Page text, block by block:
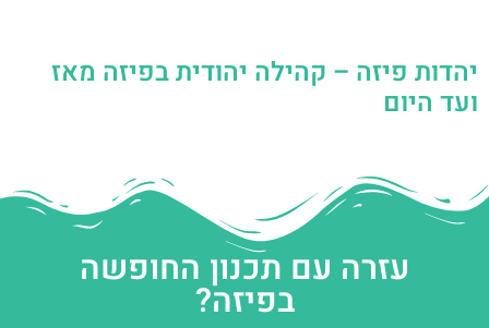
יהדות פיזה – קהילה יהודית בפיזה מאז
ועד היום
עזרה עם תכנון החופשה
בפיזה?